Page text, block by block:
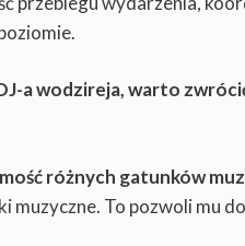
a wodzireja, warto
różnych gatunków
muzyczne. To pozwoli mu